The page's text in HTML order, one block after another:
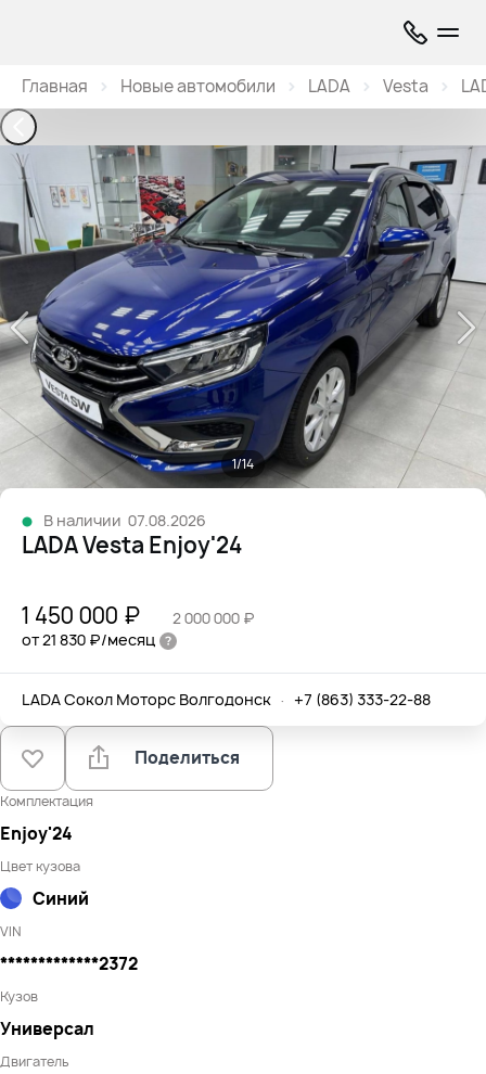
Главная Новые автомобили LADA Vesta
1/14
В наличии 07.08.2026
LADA Vesta Enjoy'24
1 450 000 ₽
2 000 000 ₽
от 21 830 ₽/месяц
LADA Сокол Моторс Волгодонск · +7 (863) 333-22-88
Поделиться
Комплектация
Enjoy'24
Цвет кузова
Синий
VIN
*************2372
Кузов
Универсал
Двигатель